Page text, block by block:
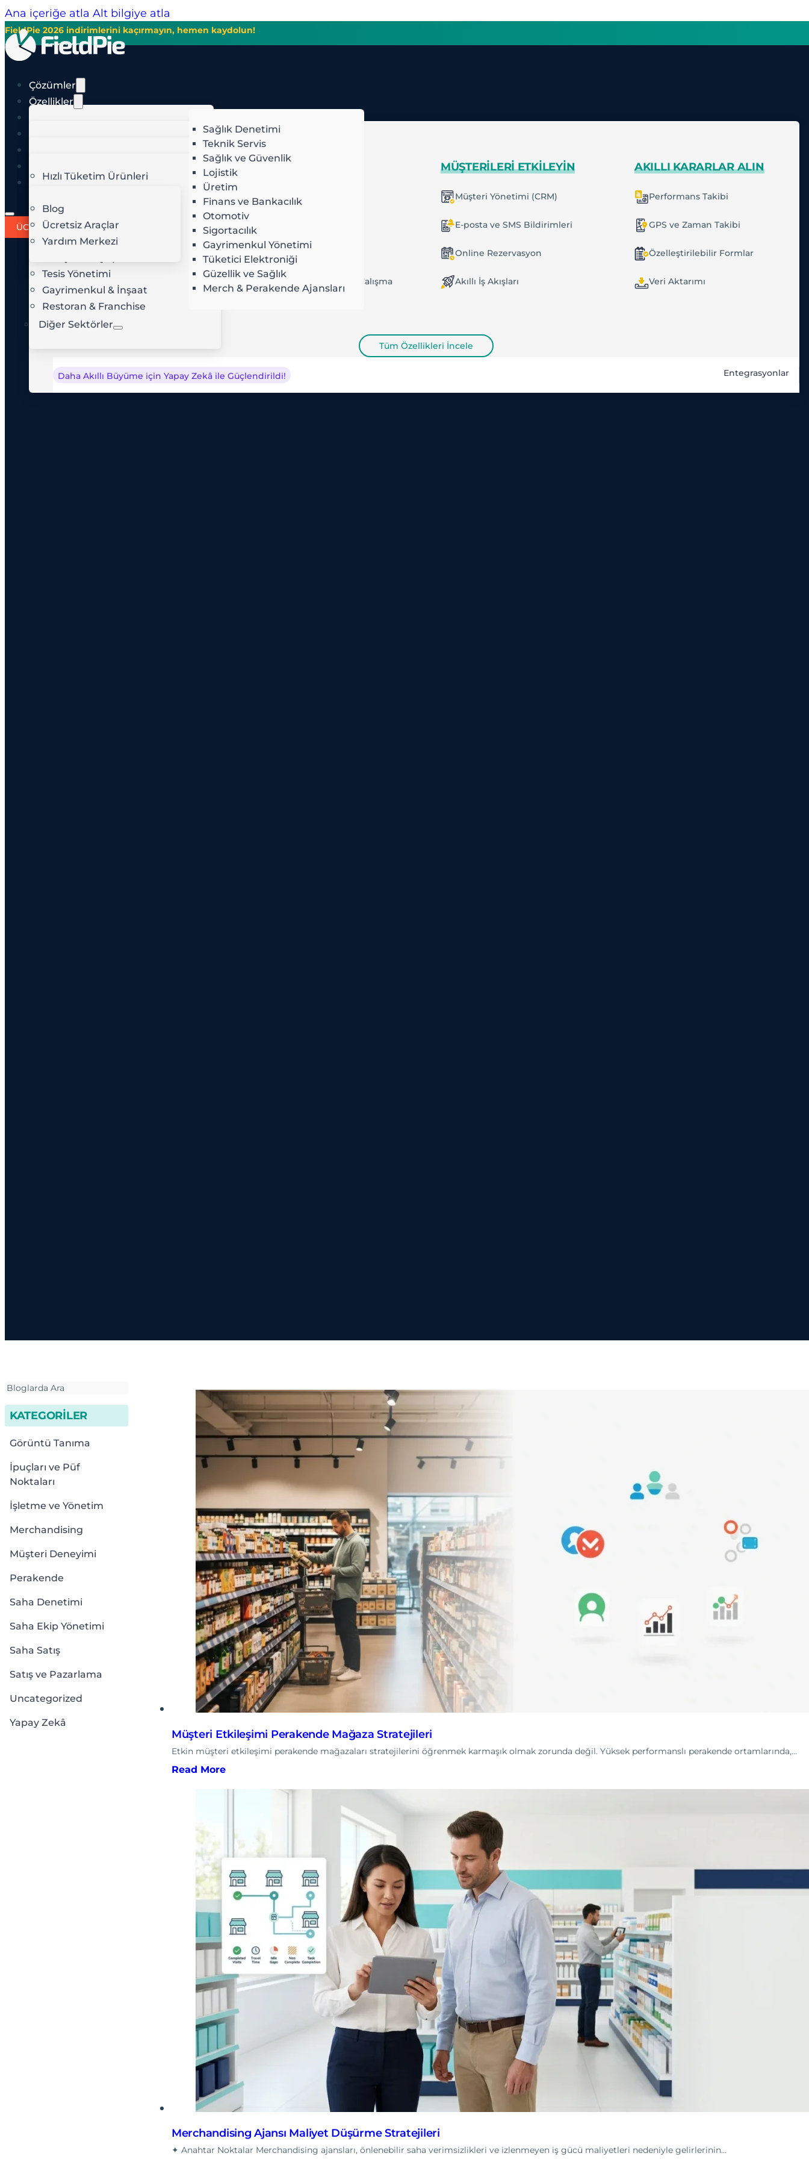
Ana içeriğe atla Alt bilgiye atla
FieldPie 2026 indirimlerini kaçırmayın, hemen kaydolun!
+90-212-483-72-55
Çözümler
Rota Optimizasyonu
Saha Satış
Saha Servis
Saha Ekibi Yönetimi
Özellikler
Akıllı Teklif Verme
Akıllı Planlama
İş ve Görev Yönetimi
Çevrimdışı / Çevrimiçi Çalışma
MÜŞTERILERI ETKILEYIN
Müşteri Yönetimi (CRM)
E-posta ve SMS Bildirimleri
Online Rezervasyon
Akıllı İş Akışları
AKILLI KARARLAR ALIN
Performans Takibi
GPS ve Zaman Takibi
Özelleştirilebilir Formlar
Veri Aktarımı
Tüm Özellikleri İncele
Daha Akıllı Büyüme için Yapay Zekâ ile Güçlendirildi! Entegrasyonlar
Rota Optimizasyonu
Bayi Ağı Yönetimi
Hızlı Tüketim Ürünleri
Yiyecek ve İçecek
Konaklamacılık
Telekom
Tesis Yönetimi
Gayrimenkul & İnşaat
Restoran & Franchise
Diğer Sektörler
Sağlık Denetimi
Teknik Servis
Sağlık ve Güvenlik
Lojistik
Üretim
Finans ve Bankacılık
Otomotiv
Sigortacılık
Gayrimenkul Yönetimi
Tüketici Elektroniği
Güzellik ve Sağlık
Merch & Perakende Ajansları
Blog
Ücretsiz Araçlar
Yardım Merkezi
ÜCRETSİZ DENEYİN
Blog
Saha operasyonlarına yön veren sektörel bilgiler, güncel trendler ve kapsamlı
KATEGORİLER
Görüntü Tanıma
İpuçları ve Püf
Noktaları
İşletme ve Yönetim
Merchandising
Müşteri Deneyimi
Perakende
Saha Denetimi
Saha Ekip Yönetimi
Saha Satış
Satış ve Pazarlama
Uncategorized
Yapay Zekâ
Müşteri Etkileşimi Perakende Mağaza Stratejileri
Etkin müşteri etkileşimi perakende mağazaları stratejilerini öğrenmek karmaşık olmak zorunda değil. Yüksek performanslı perakende ortamlarında,…
Read More
Merchandising Ajansı Maliyet Düşürme Stratejileri
✦ Anahtar Noktalar Merchandising ajansları, önlenebilir saha verimsizlikleri ve izlenmeyen iş gücü maliyetleri nedeniyle gelirlerinin…